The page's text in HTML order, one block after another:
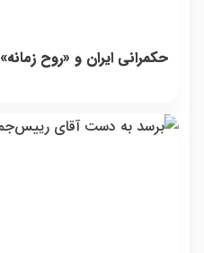
حکمرانی ایران و «روح زمانه»